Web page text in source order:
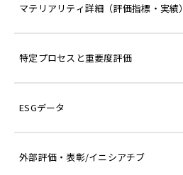
マテリアリティ詳細（評価指標・実績）
特定プロセスと重要度評価
ESGデータ
外部評価・表彰/イニシアチブ